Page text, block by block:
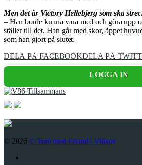
Men det är Victory Hellebjerg som ska
– Han borde kunna vara med och göra upp
ställer till det. Han går med skor, öppet
som han gjort på slutet.
DELA PÅ FACEBOOKDELA PÅ
LOGGA IN
© 2026 © Trav med Erland | Villkor